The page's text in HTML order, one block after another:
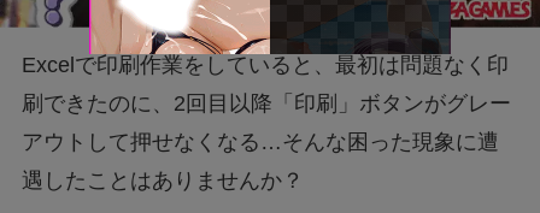
Excelで印刷作業をしていると、最初は問題なく印
刷できたのに、2回目以降「印刷」ボタンがグレー
アウトして押せなくなる…そんな困った現象に遭
遇したことはありませんか？